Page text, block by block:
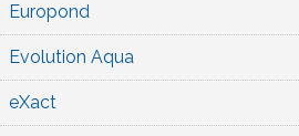
Europond
Evolution Aqua
eXact